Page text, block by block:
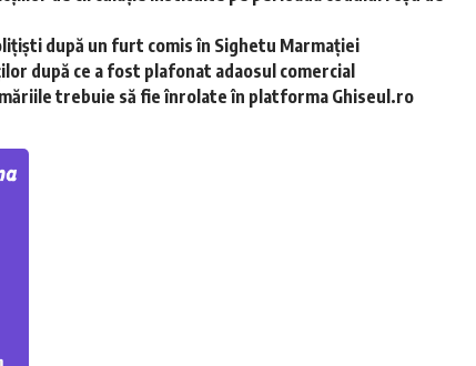
după un furt comis în Sighetu Marmației
după ce a fost plafonat adaosul comercial
trebuie să fie înrolate în platforma Ghiseul.ro